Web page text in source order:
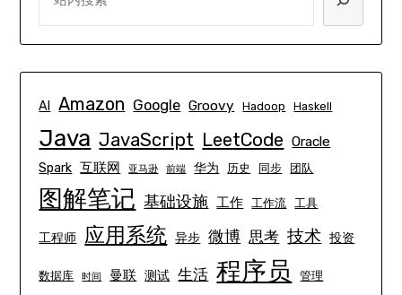
AI Amazon Google Groovy Hadoop Haskell
Java JavaScript LeetCode Oracle
Spark 互联网 亚马逊 前端 华为 历史 同步 团队
图解笔记 基础设施 工作 工作流 工具
工程师 应用系统 异步 微博 思考 技术 投资
数据库 时间 曼联 测试 生活 程序员 管理